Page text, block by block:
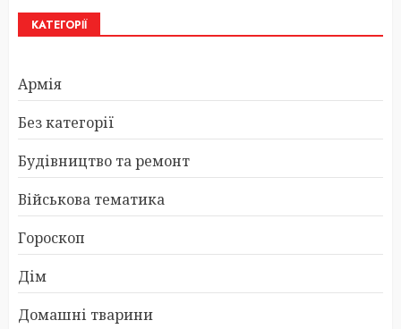
КАТЕГОРІЇ
Армія
Без категорії
Будівництво та ремонт
Військова тематика
Гороскоп
Дім
Домашні тварини